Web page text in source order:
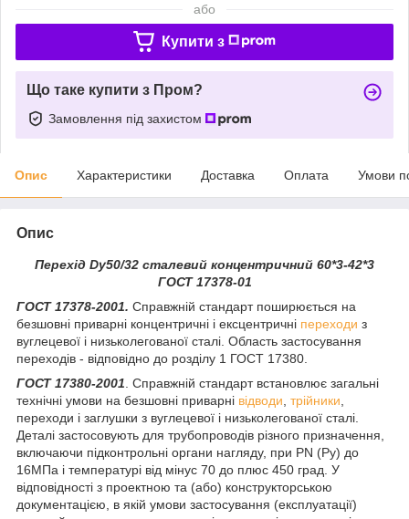
або
Купити з
Що таке купити з Пром?
Замовлення під захистом
Опис Характеристики Доставка Оплата Умови
Опис
Перехід Dу50/32 сталевий концентричний 60*3-42*3
ГОСТ 17378-01
ГОСТ 17378-2001. Справжній стандарт поширюється на
безшовні приварні концентричні і ексцентричні переходи з
вуглецевої і низьколегованої сталі. Область застосування
переходів - відповідно до розділу 1 ГОСТ 17380.
ГОСТ 17380-2001 . Справжній стандарт встановлює загальні
технічні умови на безшовні приварні відводи трійники
переходи і заглушки з вуглецевої і низьколегованої сталі.
Деталі застосовують для трубопроводів різного призначення,
включаючи підконтрольні органи нагляду, при PN (Py) до
16МПа і температурі від мінус 70 до плюс 450 град. У
відповідності з проектною та (або) конструкторською
документацією, в якій умови застосування (експлуатації)